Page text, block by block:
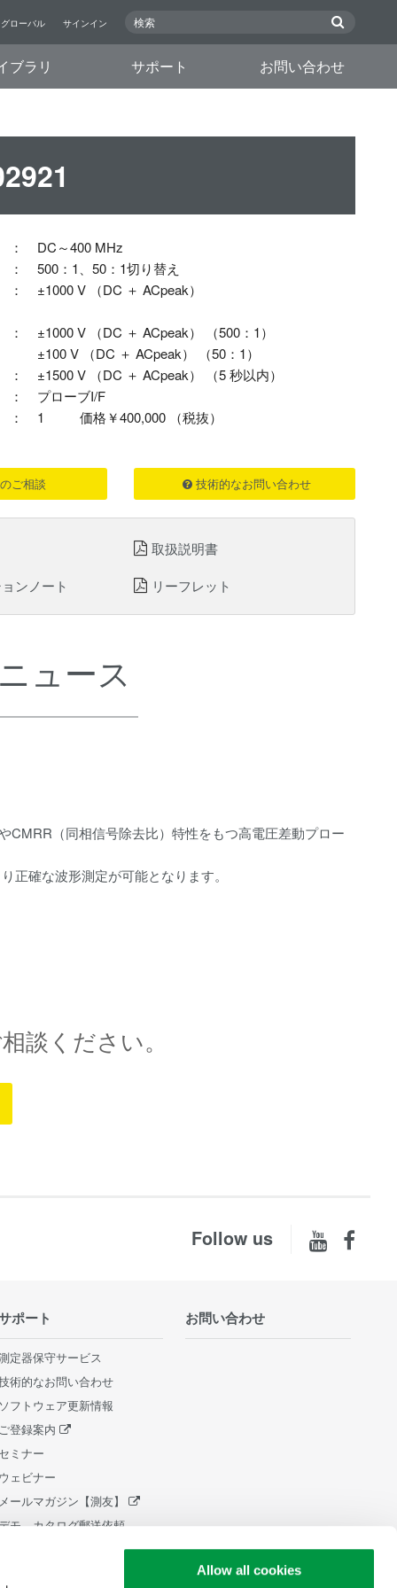
Allow all cookies
グローバル サインイン
ブラリ サポート お問い合わせ
：
DC～400 MHz
：
500：1、50：1切り替え
：
±1000 V （DC ＋ ACpeak）
：
±1000 V （DC ＋ ACpeak） （500：1）
±100 V （DC ＋ ACpeak） （50：1）
：
±1500 V （DC ＋ ACpeak） （5 秒以内）
：
プローブI/F
：
1 価格￥400,000 （税抜）
ご相談 技術的なお問い合わせ
取扱説明書
ンノート
リーフレット
ュース
CMRR（同相信号除去比）特性をもつ高電圧差動プロー
正確な波形測定が可能となります。
談ください。
Follow us
ポート
定器保守サービス
術的なお問い合わせ
フトウェア更新情報
登録案内
ミナー
ェビナー
ールマガジン【測友】
モ、カタログ郵送依頼
お問い合わせ